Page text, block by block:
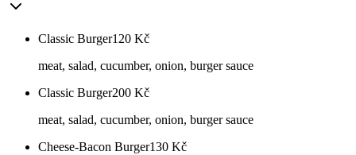
Classic Burger120 Kč
meat, salad, cucumber, onion, burger sauce
Classic Burger200 Kč
meat, salad, cucumber, onion, burger sauce
Cheese-Bacon Burger130 Kč